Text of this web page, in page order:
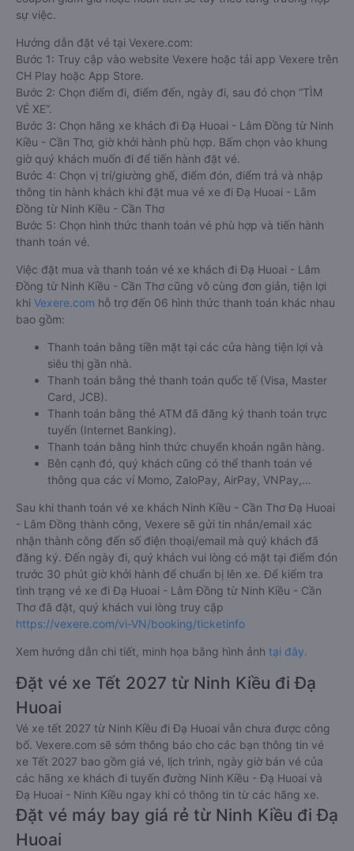
sự việc.
Hướng dẫn đặt vé tại Vexere.com:
Bước 1: Truy cập vào website Vexere hoặc tải app Vexere trên
CH Play hoặc App Store.
Bước 2: Chọn điểm đi, điểm đến, ngày đi, sau đó chọn “TÌM
VÉ XE”.
Bước 3: Chọn hãng xe khách đi Đạ Huoai - Lâm Đồng từ Ninh
Kiều - Cần Thơ, giờ khởi hành phù hợp. Bấm chọn vào khung
giờ quý khách muốn đi để tiến hành đặt vé.
Bước 4: Chọn vị trí/giường ghế, điểm đón, điểm trả và nhập
thông tin hành khách khi đặt mua vé xe đi Đạ Huoai - Lâm
Đồng từ Ninh Kiều - Cần Thơ
Bước 5: Chọn hình thức thanh toán vé phù hợp và tiến hành
thanh toán vé.
Việc đặt mua và thanh toán vé xe khách đi Đạ Huoai - Lâm
Đồng từ Ninh Kiều - Cần Thơ cũng vô cùng đơn giản, tiện lợi
khi Vexere.com hỗ trợ đến 06 hình thức thanh toán khác nhau
bao gồm:
Thanh toán bằng tiền mặt tại các cửa hàng tiện lợi và
siêu thị gần nhà.
Thanh toán bằng thẻ thanh toán quốc tế (Visa, Master
Card, JCB).
Thanh toán bằng thẻ ATM đã đăng ký thanh toán trực
tuyến (Internet Banking).
Thanh toán bằng hình thức chuyển khoản ngân hàng.
Bên cạnh đó, quý khách cũng có thể thanh toán vé
thông qua các ví Momo, ZaloPay, AirPay, VNPay,…
Sau khi thanh toán vé xe khách Ninh Kiều - Cần Thơ Đạ Huoai
- Lâm Đồng thành công, Vexere sẽ gửi tin nhắn/email xác
nhận thành công đến số điện thoại/email mà quý khách đã
đăng ký. Đến ngày đi, quý khách vui lòng có mặt tại điểm đón
trước 30 phút giờ khởi hành để chuẩn bị lên xe. Để kiểm tra
tình trạng vé xe đi Đạ Huoai - Lâm Đồng từ Ninh Kiều - Cần
Thơ đã đặt, quý khách vui lòng truy cập
https://vexere.com/vi-VN/booking/ticketinfo
Xem hướng dẫn chi tiết, minh họa bằng hình ảnh tại đây.
Đặt vé xe Tết 2027 từ Ninh Kiều đi Đạ
Huoai
Vé xe tết 2027 từ Ninh Kiều đi Đạ Huoai vẫn chưa được công
bố. Vexere.com sẽ sớm thông báo cho các bạn thông tin vé
xe Tết 2027 bao gồm giá vé, lịch trình, ngày giờ bán vé của
các hãng xe khách đi tuyến đường Ninh Kiều - Đạ Huoai và
Đạ Huoai - Ninh Kiều ngay khi có thông tin từ các hãng xe.
Đặt vé máy bay giá rẻ từ Ninh Kiều đi Đạ
Huoai